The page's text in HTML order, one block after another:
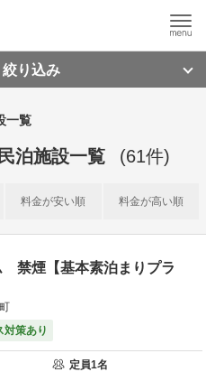
り込み
一覧
泊施設一覧 (61件)
料金が安い順 料金が高い順
禁煙【基本素泊まりプラ
対策あり
定員1名